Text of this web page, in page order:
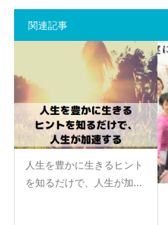
関連記事
人生を豊かに生きるヒント
を知るだけで、人生が加...